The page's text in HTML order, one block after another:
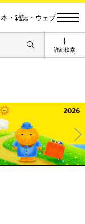
本・雑誌・ウェブ
詳細検索
Ne
xt